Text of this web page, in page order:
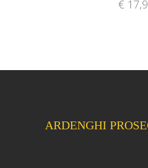
€
ARDENGHI